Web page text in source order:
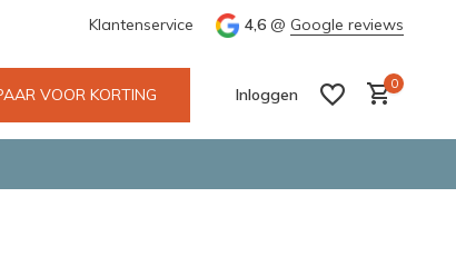
gebruik van gerecycled verpakkingsmateriaal
Klantenservice 4,6 @ Google reviews
VOOR KORTING Inloggen
0